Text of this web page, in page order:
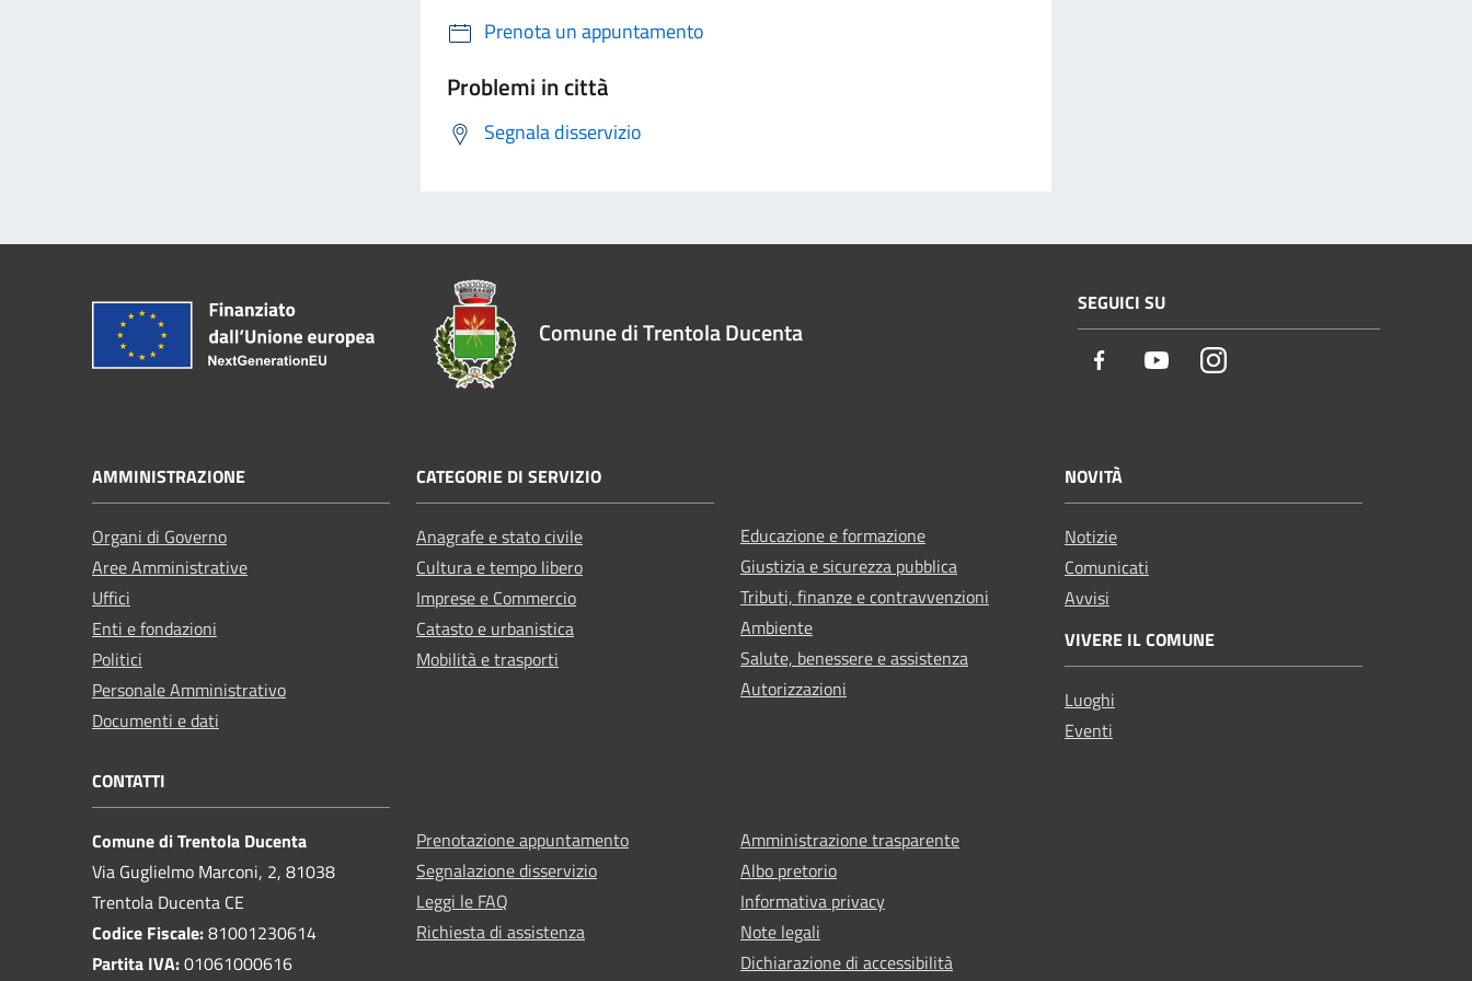
Prenota un appuntamento
Problemi in città
Segnala disservizio
Comune di Trentola Ducenta
SEGUICI SU
Facebook YoutubeInstagram
AMMINISTRAZIONE
Organi di Governo
Aree Amministrative
Uffici
Enti e fondazioni
Politici
Personale Amministrativo
Documenti e dati
CATEGORIE DI SERVIZIO
Anagrafe e stato civile
Cultura e tempo libero
Imprese e Commercio
Catasto e urbanistica
Mobilità e trasporti
Educazione e formazione
Giustizia e sicurezza pubblica
Tributi, finanze e contravvenzioni
Ambiente
Salute, benessere e assistenza
Autorizzazioni
NOVITÀ
Notizie
Comunicati
Avvisi
VIVERE IL COMUNE
Luoghi
Eventi
CONTATTI
Comune di Trentola Ducenta
Via Guglielmo Marconi, 2, 81038
Trentola Ducenta CE
Codice Fiscale:81001230614
Partita IVA:01061000616
Prenotazione appuntamento
Segnalazione disservizio
Leggi le FAQ
Richiesta di assistenza
Amministrazione trasparente
Albo pretorio
Informativa privacy
Note legali
Dichiarazione di accessibilità